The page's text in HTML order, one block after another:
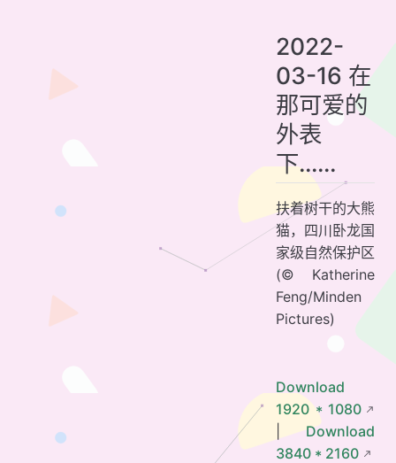
2022-
03-16 在
那可爱的
外表
下……
扶着树干的大熊
猫，四川卧龙国
家级自然保护区
(© Katherine
Feng/Minden
Pictures)
Download
1920 * 1080
Download
3840 * 2160